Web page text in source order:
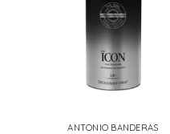
ANTONIO BANDERAS